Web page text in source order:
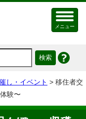
メニュー
し・イベント > 移住者交
験〜